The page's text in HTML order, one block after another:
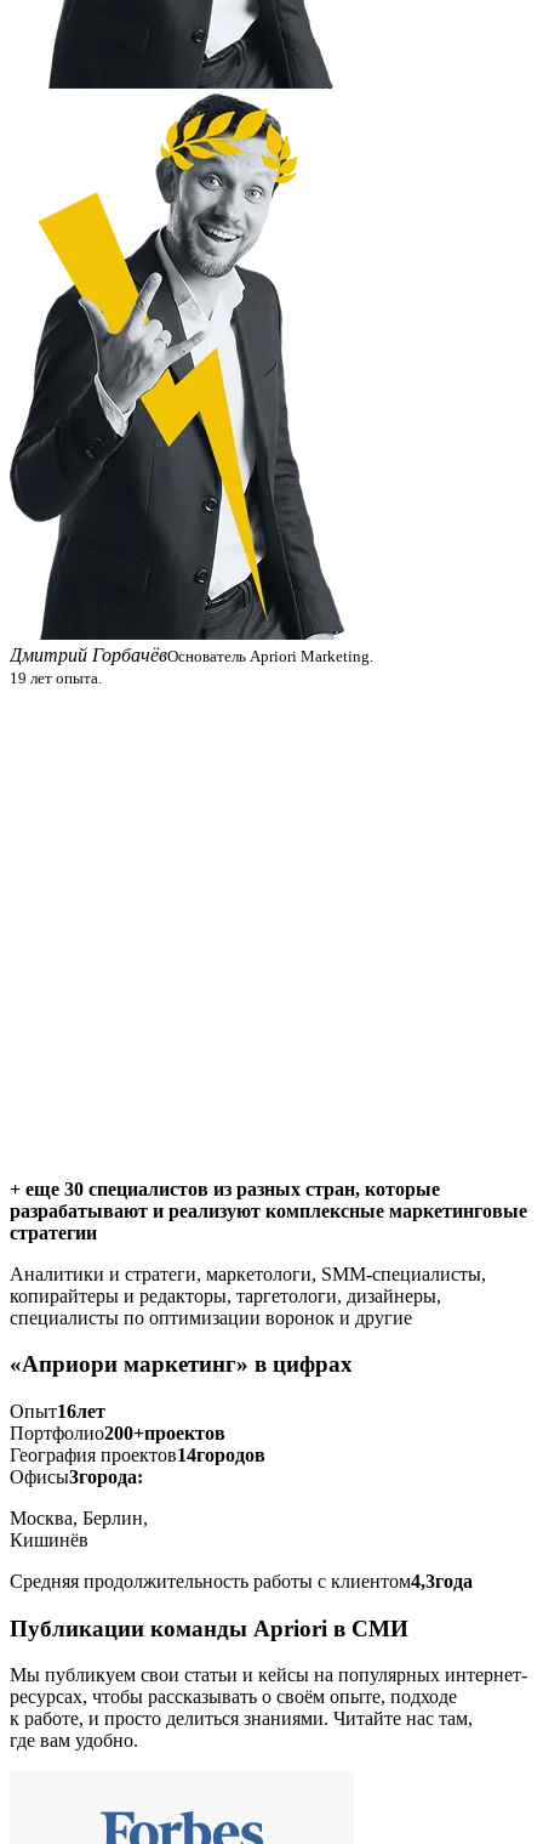
Дмитрий ГорбачёвОснователь Apriori Marketing.
19 лет опыта.
+ еще 30 специалистов из разных стран, которые
разрабатывают и реализуют комплексные маркетинговые
стратегии
Аналитики и стратеги, маркетологи, SMM-специалисты,
копирайтеры и редакторы, таргетологи, дизайнеры,
специалисты по оптимизации воронок и другие
«Априори маркетинг» в цифрах
Опыт16лет
Портфолио200+проектов
География проектов14городов
Офисы3города:
Москва, Берлин,
Кишинёв
Средняя продолжительность работы с клиентом4,3года
Публикации команды Apriori в СМИ
Мы публикуем свои статьи и кейсы на популярных интернет-
ресурсах, чтобы рассказывать о своём опыте, подходе
к работе, и просто делиться знаниями. Читайте нас там,
где вам удобно.